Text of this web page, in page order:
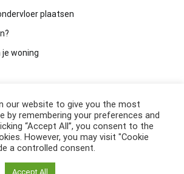
plaatsen
je woning
our website to give you the most
by remembering your preferences and
“Accept All”, you consent to the
However, you may visit "Cookie
a controlled consent.
Accept All